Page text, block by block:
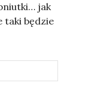
jak
taki będzie